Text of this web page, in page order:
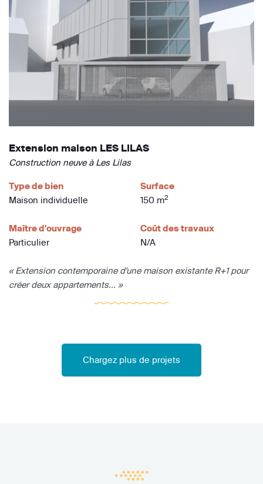
Extension maison LES LILAS
Construction neuve à Les Lilas
Type de bien
Maison individuelle
Surface
150 m2
Maître d'ouvrage
Particulier
Coût des travaux
N/A
« Extension contemporaine d'une maison existante R+1 pour
créer deux appartements... »
Chargez plus de projets